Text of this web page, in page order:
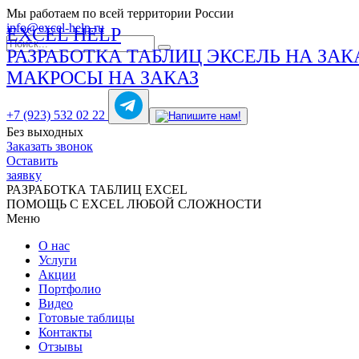
Мы работаем по всей территории России
info@excel-help.ru
EXCEL HELP
РАЗРАБОТКА ТАБЛИЦ ЭКСЕЛЬ НА
МАКРОСЫ НА ЗАКАЗ
+7 (923) 532 02 22
Без выходных
Заказать звонок
Оставить
заявку
РАЗРАБОТКА ТАБЛИЦ EXCEL
ПОМОЩЬ С EXCEL ЛЮБОЙ СЛОЖНОСТИ
Меню
О нас
Услуги
Акции
Портфолио
Видео
Готовые таблицы
Контакты
Отзывы